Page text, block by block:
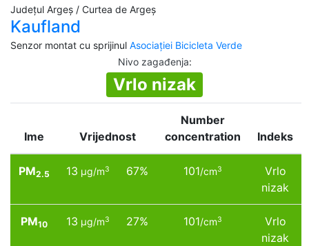
Județul Argeș / Curtea de Argeș
Kaufland
Senzor montat cu sprijinul Asociației Bicicleta Verde
Nivo zagađenja:
Vrlo nizak
Ime Vrijednost
Number
concentration
Indeks
PM2.5 13 µg/m3 67% 101/cm3
Vrlo
nizak
PM10 13 µg/m3 27% 101/cm3
Vrlo
nizak